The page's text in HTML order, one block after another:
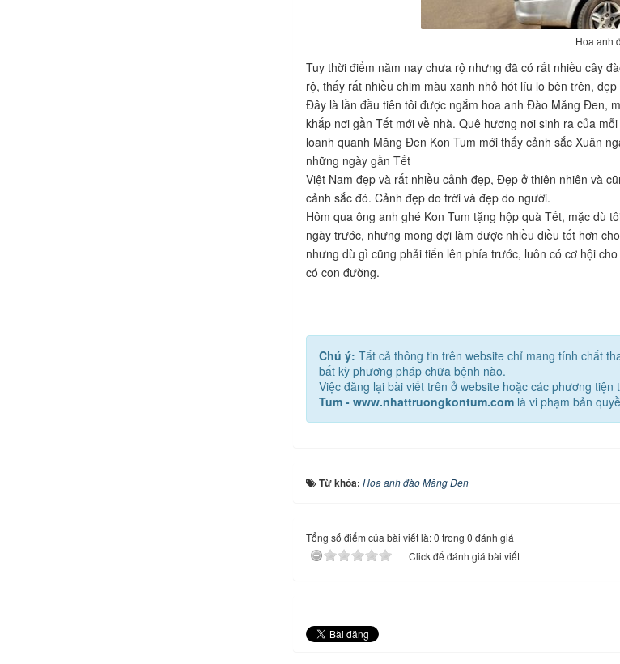
Hoa anh
Tuy thời điểm năm nay chưa rộ nhưng đã có rất nhiều cây
rộ, thấy rất nhiều chim màu xanh nhỏ hót líu lo bên trên,
Đây là lần đầu tiên tôi được ngắm hoa anh Đào Măng Đen,
khắp nơi gần Tết mới về nhà. Quê hương nơi sinh ra của
loanh quanh Măng Đen Kon Tum mới thấy cảnh sắc Xuân
những ngày gần Tết
Việt Nam đẹp và rất nhiều cảnh đẹp, Đẹp ở thiên nhiên và
cảnh sắc đó. Cảnh đẹp do trời và đẹp do người.
Hôm qua ông anh ghé Kon Tum tặng hộp quà Tết, mặc dù
ngày trước, nhưng mong đợi làm được nhiều điều tốt hơn
nhưng dù gì cũng phải tiến lên phía trước, luôn có cơ hội
có con đường.
Chú ý: Tất cả thông tin trên website chỉ mang tính chất
bất kỳ phương pháp chữa bệnh nào.
Việc đăng lại bài viết trên ở website hoặc các phương
Tum - www.nhattruongkontum.com là vi phạm bản
Từ khóa: Hoa anh đào Măng Đen
Tổng số điểm của bài viết là: 0 trong 0 đánh giá
Click để đánh giá bài viết